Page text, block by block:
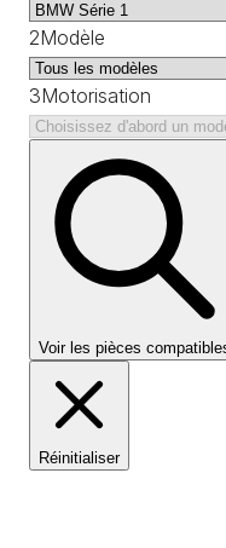
2Modèle
3Motorisation
Voir les pièces
Réinitialiser